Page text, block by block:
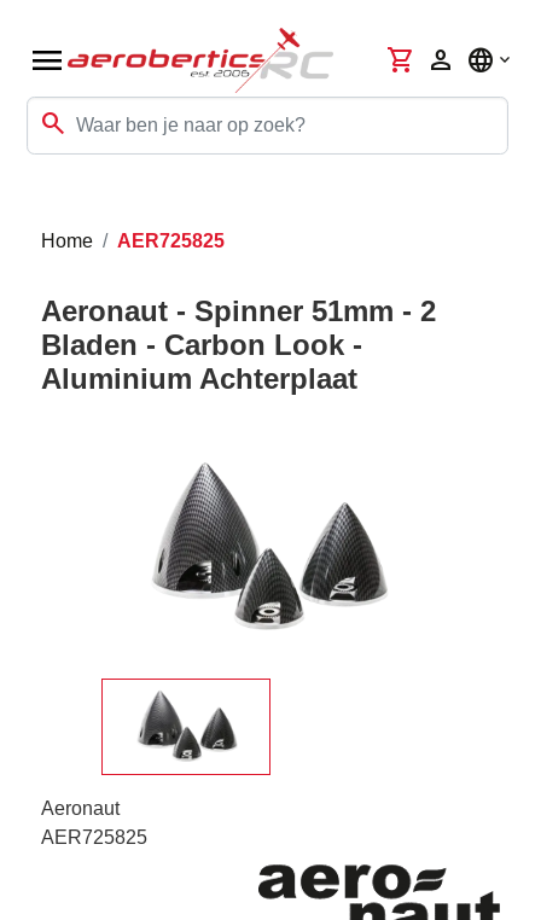
menu
search
shopping_cart person language
Home AER725825
Aeronaut - Spinner 51mm - 2
Bladen - Carbon Look -
Aluminium Achterplaat
Aeronaut
AER725825